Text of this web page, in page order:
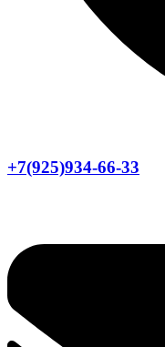
+7(925)934-66-33